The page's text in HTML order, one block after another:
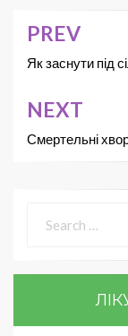
PREV
Як заснути під
NEXT
Смертельні